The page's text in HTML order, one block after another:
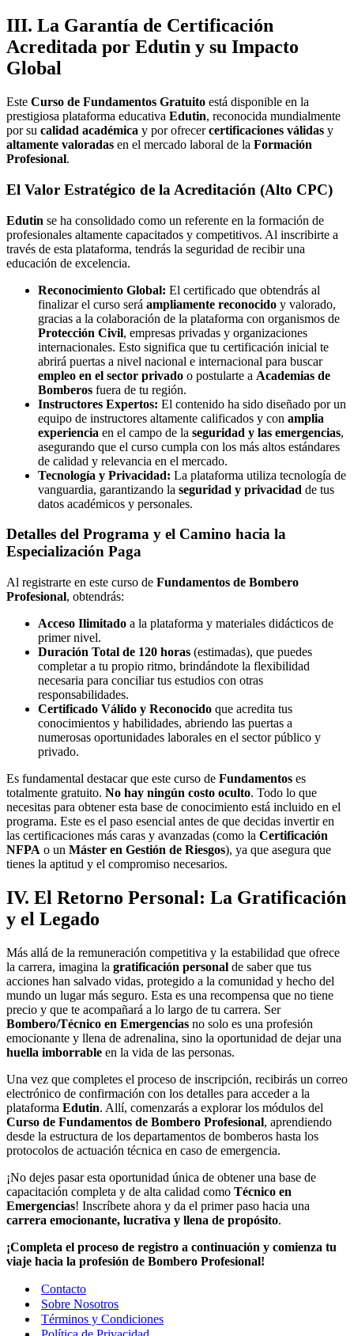
III. La Garantía de Certificación
Acreditada por Edutin y su Impacto
Global
Este Curso de Fundamentos Gratuito está disponible en la
prestigiosa plataforma educativa Edutin, reconocida mundialmente
por su calidad académica y por ofrecercertificaciones válidas y
altamente valoradas en el mercado laboral de la Formación
Profesional.
El Valor Estratégico de la Acreditación (Alto CPC)
Edutin se ha consolidado como un referente en la formación de
profesionales altamente capacitados y competitivos. Al inscribirte a
través de esta plataforma, tendrás la seguridad de recibir una
educación de excelencia.
Reconocimiento Global: El certificado que obtendrás al
finalizar el curso será ampliamente reconocido y valorado,
gracias a la colaboración de la plataforma con organismos de
Protección Civil, empresas privadas y organizaciones
internacionales. Esto significa que tu certificación inicial te
abrirá puertas a nivel nacional e internacional para buscar
empleo en el sector privado o postularte a Academias de
Bomberos fuera de tu región.
Instructores Expertos: El contenido ha sido diseñado por un
equipo de instructores altamente calificados y con amplia
experiencia en el campo de la seguridad y las emergencias,
asegurando que el curso cumpla con los más altos estándares
de calidad y relevancia en el mercado.
Tecnología y Privacidad: La plataforma utiliza tecnología de
vanguardia, garantizando la seguridad y privacidad de tus
datos académicos y personales.
Detalles del Programa y el Camino hacia la
Especialización Paga
Al registrarte en este curso de Fundamentos de Bombero
Profesional, obtendrás:
Acceso Ilimitado a la plataforma y materiales didácticos de
primer nivel.
Duración Total de 120 horas (estimadas), que puedes
completar a tu propio ritmo, brindándote la flexibilidad
necesaria para conciliar tus estudios con otras
responsabilidades.
Certificado Válido y Reconocido que acredita tus
conocimientos y habilidades, abriendo las puertas a
numerosas oportunidades laborales en el sector público y
privado.
Es fundamental destacar que este curso de Fundamentos es
totalmente gratuito. No hay ningún costo oculto. Todo lo que
necesitas para obtener esta base de conocimiento está incluido en el
programa. Este es el paso esencial antes de que decidas invertir en
las certificaciones más caras y avanzadas (como la Certificación
NFPA o un Máster en Gestión de Riesgos), ya que asegura que
tienes la aptitud y el compromiso necesarios.
IV. El Retorno Personal: La Gratificación
y el Legado
Más allá de la remuneración competitiva y la estabilidad que ofrece
la carrera, imagina la gratificación personal de saber que tus
acciones han salvado vidas, protegido a la comunidad y hecho del
mundo un lugar más seguro. Esta es una recompensa que no tiene
precio y que te acompañará a lo largo de tu carrera. Ser
Bombero/Técnico en Emergencias no solo es una profesión
emocionante y llena de adrenalina, sino la oportunidad de dejar una
huella imborrable en la vida de las personas.
Una vez que completes el proceso de inscripción, recibirás un correo
electrónico de confirmación con los detalles para acceder a la
plataforma Edutin. Allí, comenzarás a explorar los módulos del
Curso de Fundamentos de Bombero Profesional, aprendiendo
desde la estructura de los departamentos de bomberos hasta los
protocolos de actuación técnica en caso de emergencia.
¡No dejes pasar esta oportunidad única de obtener una base de
capacitación completa y de alta calidad como Técnico en
Emergencias! Inscríbete ahora y da el primer paso hacia una
carrera emocionante, lucrativa y llena de propósito.
¡Completa el proceso de registro a continuación y comienza tu
viaje hacia la profesión de Bombero Profesional!
Contacto
Sobre Nosotros
Términos y Condiciones